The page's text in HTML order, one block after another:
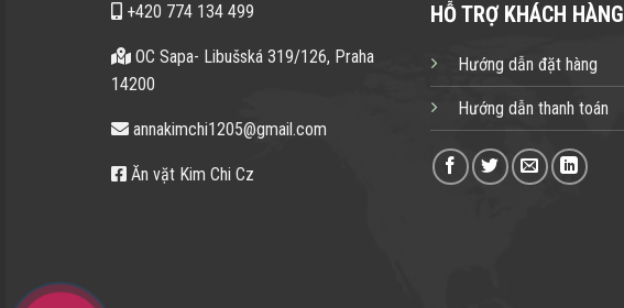
+420 774 134 499
OC Sapa- Libušská 319/126, Praha
14200
annakimchi1205@gmail.com
Ăn vặt Kim Chi Cz
HỖ TRỢ KHÁCH HÀNG
Hướng dẫn đặt hàng
Hướng dẫn thanh toán